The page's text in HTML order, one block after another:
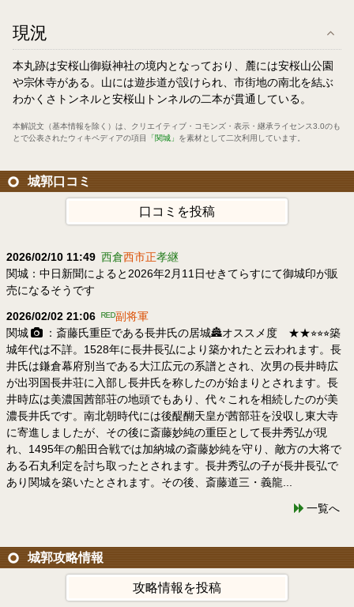
現況
本丸跡は安桜山御嶽神社の境内となっており、麓には安桜山公園
や宗休寺がある。山には遊歩道が設けられ、市街地の南北を結ぶ
わかくさトンネルと安桜山トンネルの二本が貫通している。
本解説文（基本情報を除く）は、 クリエイティブ・コモンズ・表示・継承ライセンス3.0のも
とで公表されたウィキペディアの項目
「関城」 を素材として二次利用しています。
城郭口コミ
口コミを投稿
2026/02/10 11:49 西倉西市正孝継
関城：中日新聞によると2026年2月11日せきてらすにて御城印が販
売になるそうです
2026/02/02 21:06 ᴿᴱᴰ副将軍
関城
：斎藤氏重臣である長井氏の居城🏯⁡オススメ度 ★★⭐︎⭐︎⭐︎⁡築
城年代は不詳。1528年に長井長弘により築かれたと云われます。長
井氏は鎌倉幕府別当である大江広元の系譜とされ、次男の長井時広
が出羽国長井荘に入部し長井氏を称したのが始まりとされます。長
井時広は美濃国茜部荘の地頭でもあり、代々これを相続したのが美
濃長井氏です。南北朝時代には後醍醐天皇が茜部荘を没収し東大寺
に寄進しましたが、その後に斎藤妙純の重臣として長井秀弘が現
れ、1495年の船田合戦では加納城の斎藤妙純を守り、敵方の大将で
ある石丸利定を討ち取ったとされます。長井秀弘の子が長井長弘で
あり関城を築いたとされます。その後、斎藤道三・義龍...
一覧へ
城郭攻略情報
攻略情報を投稿